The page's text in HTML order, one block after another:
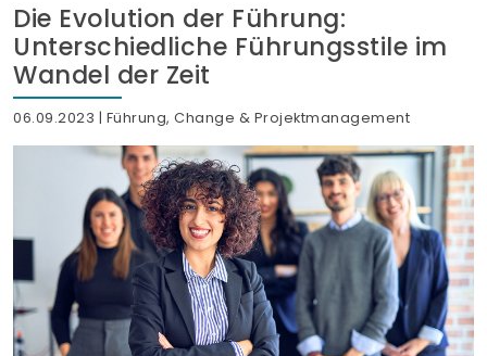
WAKADEMIE
ÜBER UNS
Finden Sie Ihre Weiterbildung
SUCHEN
Die Evolution der Führung:
Unterschiedliche Führungsstile im
Wandel der Zeit
06.09.2023 | Führung, Change & Projektmanagement